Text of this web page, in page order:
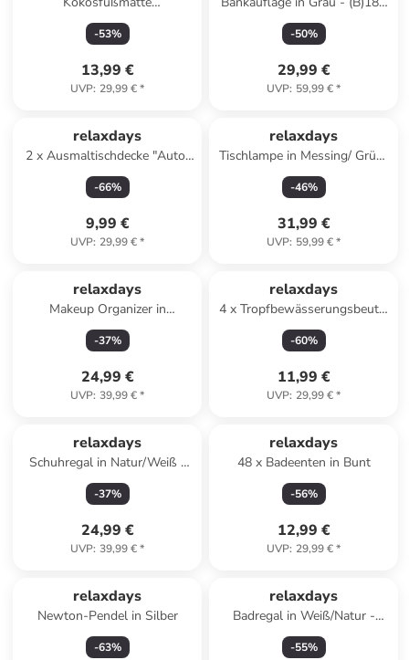
"Schuhparkplatz" in Natur - 75
x 25 cm
-53%
13,99 €
UVP: 29,99 €*
x (H)7 x (T)50 cm
-50%
29,99 €
UVP: 59,99 €*
relaxdays
2 x Ausmaltischdecke "Auto"
in Weiß – 3 m
-66%
9,99 €
UVP: 29,99 €*
relaxdays
Tischlampe in Messing/ Grün-
(H)33,5 x Ø 18 cm
-46%
31,99 €
UVP: 59,99 €*
relaxdays
Makeup Organizer in
Transparent
-37%
24,99 €
UVP: 39,99 €*
relaxdays
4 x Tropfbewässerungsbeutel
in Transparent - 3,5 Liter
-60%
11,99 €
UVP: 29,99 €*
relaxdays
Schuhregal in Natur/Weiß -
(B)70 x (H)54,5 x (T)24,5 cm
-37%
24,99 €
UVP: 39,99 €*
relaxdays
48 x Badeenten in Bunt
-56%
12,99 €
UVP: 29,99 €*
relaxdays
Newton-Pendel in Silber
-63%
relaxdays
Badregal in Weiß/Natur -
(B)30 x (H)76 x (T)18,5 cm
-55%